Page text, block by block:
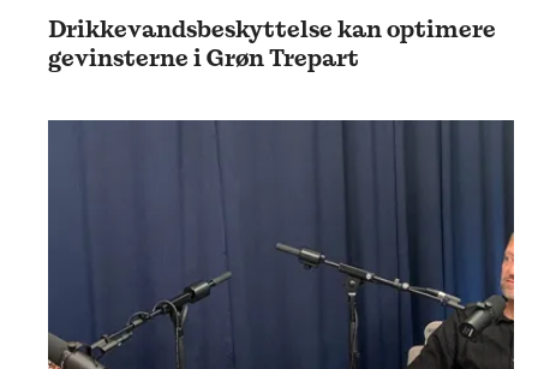
Drikkevandsbeskyttelse kan optimere
gevinsterne i Grøn Trepart